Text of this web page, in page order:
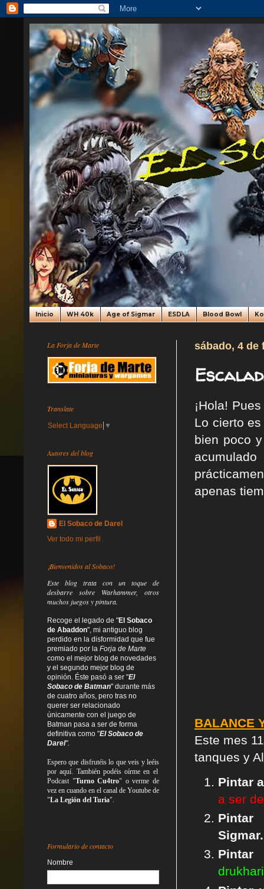
Inicio WH 40k Age of Sigmar ESDLA Blood Bowl
sábado, 4 de
¡Hola!
Lo cierto
bien poco
apenas
BALANCE
Este mes
tanques y
Pintar
a ser
Sigmar.
Pintar
La Forja de Marte
Translate
Select Language ▼
Autores del blog
El Sobaco de Darel
Ver todo mi perfil
¡Bienvenidos al Sobaco!
Este blog trata con un toque de
desbarre sobre Warhammer, otros
muchos juegos y pintura.
Recoge el legado de "El Sobaco
de Abaddon", mi antiguo blog
perdido en la disformidad que fue
premiado por la Forja de Marte
como el mejor blog de novedades
y el segundo mejor blog de
opinión. Éste pasó a ser "El
Sobaco de Batman" durante más
de cuatro años, pero tras no
querer ser relacionado
únicamente con el juego de
Batman pasa a ser de forma
definitiva como "El Sobaco de
Darel".
Espero que disfrutéis lo queveis yleéis
por aquí. También podéis oírme en el
Podcast "Turno Cu4tro" o verme de
vez en cuando en el canal de Youtube de
"La Legión del Turia".
Formulario de contacto
Nombre